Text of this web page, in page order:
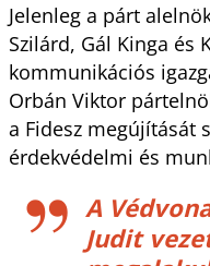
Jelenleg a párt
Szilárd, Gál Kinga és
kommunikációs
Orbán Viktor
a Fidesz megújítását
érdekvédelmi és
A
Judit